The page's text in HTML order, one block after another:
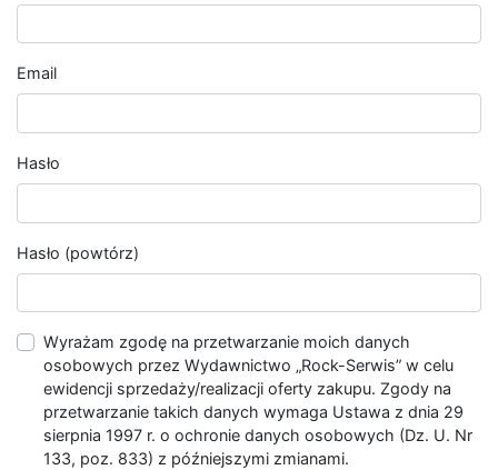
Email
Hasło
Hasło (powtórz)
Wyrażam zgodę na przetwarzanie moich danych
osobowych przez Wydawnictwo „Rock-Serwis” w celu
ewidencji sprzedaży/realizacji oferty zakupu. Zgody na
przetwarzanie takich danych wymaga Ustawa z dnia 29
sierpnia 1997 r. o ochronie danych osobowych (Dz. U. Nr
133, poz. 833) z późniejszymi zmianami.